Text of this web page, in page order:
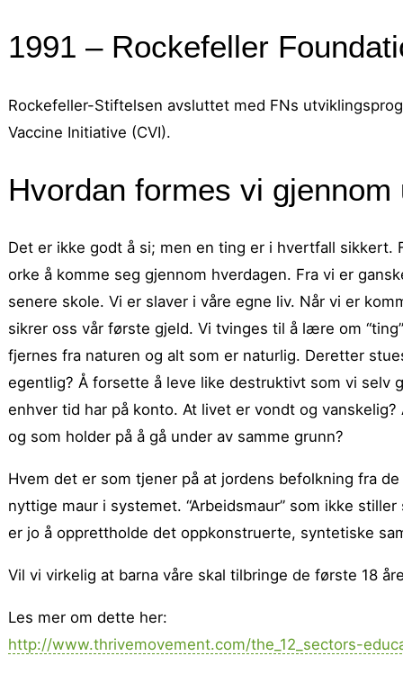
1991 – Rockefeller
Rockefeller-Stiftelsen avsluttet med FNs
Vaccine Initiative (CVI).
Hvordan formes vi
Det er ikke godt å si; men en ting er i hvertfall sikkert.
orke å komme seg gjennom hverdagen. Fra vi er
senere skole. Vi er slaver i våre egne liv. Når vi er
sikrer oss vår første gjeld. Vi tvinges til å lære om
fjernes fra naturen og alt som er naturlig. Deretter
egentlig? Å forsette å leve like destruktivt som vi selv
enhver tid har på konto. At livet er vondt og
og som holder på å gå under av samme grunn?
Hvem det er som tjener på at jordens befolkning fra
nyttige maur i systemet. “Arbeidsmaur” som ikke
er jo å opprettholde det oppkonstruerte, syntetiske
Vil vi virkelig at barna våre skal tilbringe de første 18
Les mer om dette her:
http://www.thrivemovement.com/the_12_sectors-